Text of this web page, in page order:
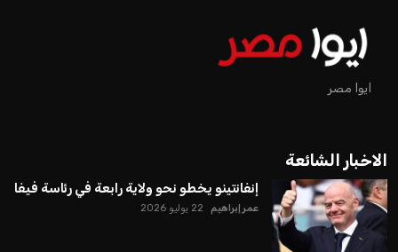
ايوا مصر
الاخبار الشائعة
إنفانتينو يخطو نحو ولاية رابعة في رئاسة فيفا
عمر إبراهيم 22 يوليو 2026